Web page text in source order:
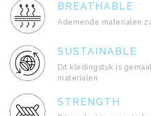
BREATHABLE
Ademende materialen
SUSTAINABLE
Dit kledingstuk is
materialen
STRENGTH